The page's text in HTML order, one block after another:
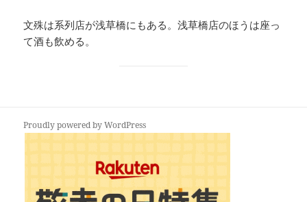
文殊は系列店が浅草橋にもある。浅草橋店のほうは座っ
て酒も飲める。
Proudly powered by WordPress